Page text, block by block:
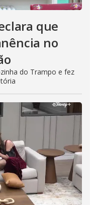
que
no
do Trampo e fez